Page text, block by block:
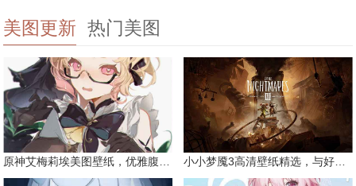
美图更新 热门美图
原神艾梅莉埃美图壁纸，优雅腹黑眼镜娘 小小梦魇3高清壁纸精选，与好友一同面对恐惧